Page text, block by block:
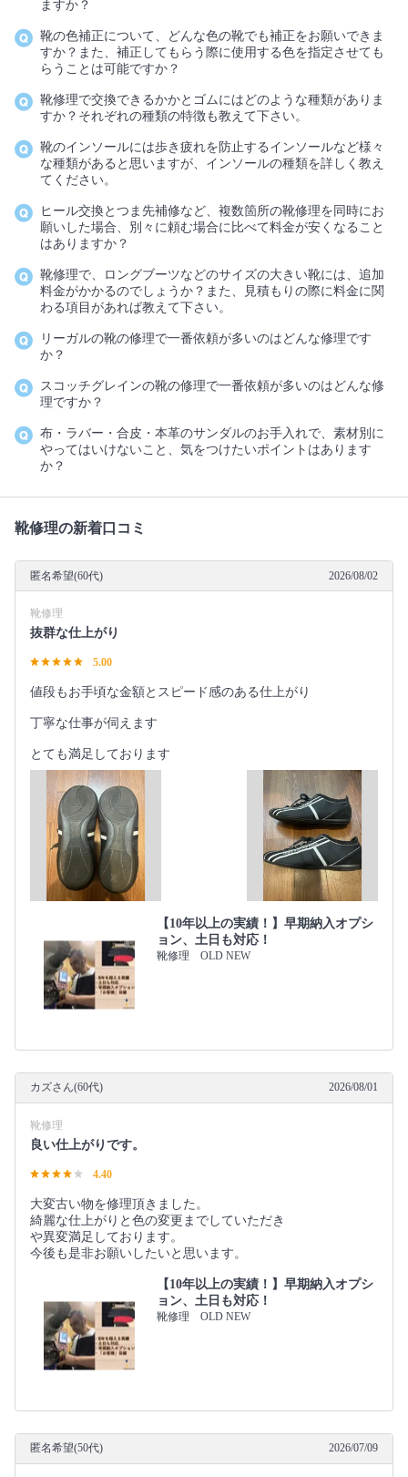
ますか？
靴の色補正について、どんな色の靴でも補正をお願いできま
すか？また、補正してもらう際に使用する色を指定させても
らうことは可能ですか？
靴修理で交換できるかかとゴムにはどのような種類がありま
すか？それぞれの種類の特徴も教えて下さい。
靴のインソールには歩き疲れを防止するインソールなど様々
な種類があると思いますが、インソールの種類を詳しく教え
てください。
ヒール交換とつま先補修など、複数箇所の靴修理を同時にお
願いした場合、別々に頼む場合に比べて料金が安くなること
はありますか？
靴修理で、ロングブーツなどのサイズの大きい靴には、追加
料金がかかるのでしょうか？また、見積もりの際に料金に関
わる項目があれば教えて下さい。
リーガルの靴の修理で一番依頼が多いのはどんな修理です
か？
スコッチグレインの靴の修理で一番依頼が多いのはどんな修
理ですか？
布・ラバー・合皮・本革のサンダルのお手入れで、素材別に
やってはいけないこと、気をつけたいポイントはあります
か？
靴修理の新着口コミ
匿名希望(60代) 2026/08/02
靴修理
抜群な仕上がり
5.00
値段もお手頃な金額とスピード感のある仕上がり
丁寧な仕事が伺えます
とても満足しております
【10年以上の実績！】早期納入オプシ
ョン、土日も対応！
靴修理 OLD NEW
カズさん(60代) 2026/08/01
靴修理
良い仕上がりです。
4.40
大変古い物を修理頂きました。
綺麗な仕上がりと色の変更までしていただき
や異変満足しております。
今後も是非お願いしたいと思います。
【10年以上の実績！】早期納入オプシ
ョン、土日も対応！
靴修理 OLD NEW
匿名希望(50代) 2026/07/09